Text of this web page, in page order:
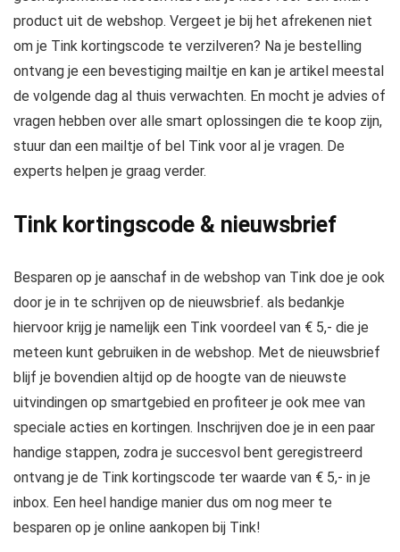
product uit de webshop. Vergeet je bij het afrekenen niet
om je Tink kortingscode te verzilveren? Na je bestelling
ontvang je een bevestiging mailtje en kan je artikel meestal
de volgende dag al thuis verwachten. En mocht je advies of
vragen hebben over alle smart oplossingen die te koop zijn,
stuur dan een mailtje of bel Tink voor al je vragen. De
experts helpen je graag verder.
Tink kortingscode & nieuwsbrief
Besparen op je aanschaf in de webshop van Tink doe je ook
door je in te schrijven op de nieuwsbrief. als bedankje
hiervoor krijg je namelijk een Tink voordeel van € 5,- die je
meteen kunt gebruiken in de webshop. Met de nieuwsbrief
blijf je bovendien altijd op de hoogte van de nieuwste
uitvindingen op smartgebied en profiteer je ook mee van
speciale acties en kortingen. Inschrijven doe je in een paar
handige stappen, zodra je succesvol bent geregistreerd
ontvang je de Tink kortingscode ter waarde van € 5,- in je
inbox. Een heel handige manier dus om nog meer te
besparen op je online aankopen bij Tink!